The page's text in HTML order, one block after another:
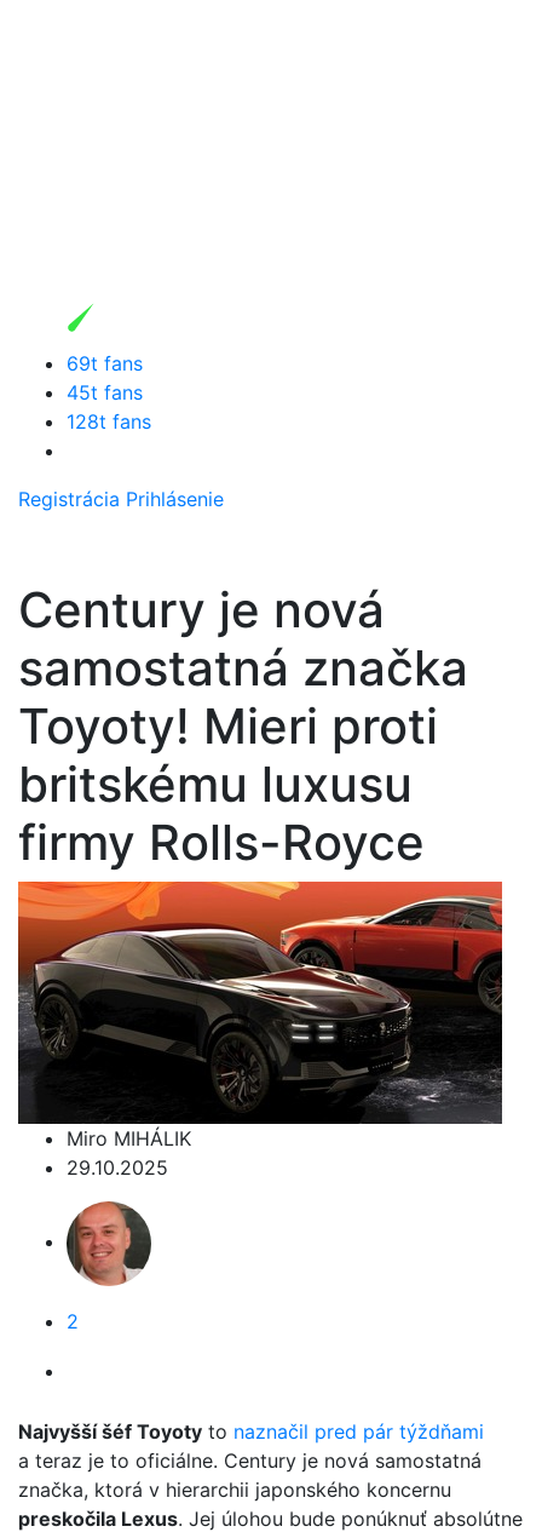
69t fans
45t fans
128t fans
Registrácia Prihlásenie
Century je nová
samostatná značka
Toyoty! Mieri proti
britskému luxusu
firmy Rolls-Royce
Miro MIHÁLIK
29.10.2025
2
Najvyšší šéf Toyoty to naznačil pred pár týždňami
a teraz je to oficiálne. Century je nová samostatná
značka, ktorá v hierarchii japonského koncernu
preskočila Lexus. Jej úlohou bude ponúknuť absolútne